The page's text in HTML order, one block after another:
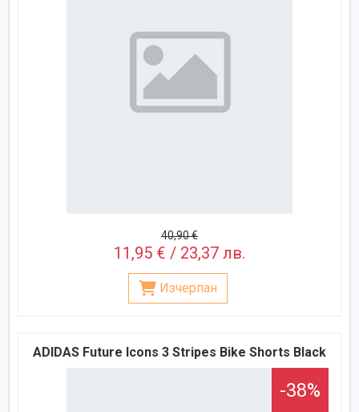
40,90 €
11,95 € / 23,37 лв.
Изчерпан
ADIDAS Future Icons 3 Stripes Bike Shorts Black
-38%